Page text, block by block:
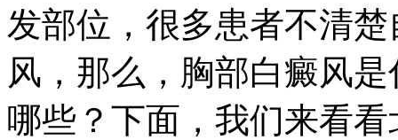
发部位，很多患者不清
风，那么，胸部白癜风
哪些？下面，我们来看